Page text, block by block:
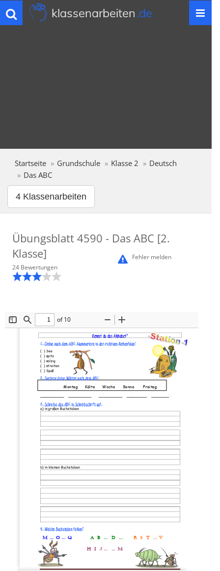
Toggle
navigation
klassenarbeiten.de
Startseite Grundschule Klasse 2
Deutsch
Das ABC
4 Klassenarbeiten
Übungsblatt 4590 - Das ABC [2.
Klasse]
Fehler melden
24 Bewertungen
ToggleFind
of 10
Zoom
Out
In
Kennst du das Alphabet?
1. Ordne nach dem ABC. Nummeriere in der richtigen Reihenfolge!
(  ) See
(  ) spitz
(  ) salzig
(  ) streiten
(  ) Spaß
2. Sortiere diese Wörter nach dem ABC:
Montag      Kälte      Woche      Sonne       Freitag
3. Schreibe das ABC in Schreibschrift auf.
a) in großen Buchstaben
b) in kleinen Buchstaben
4. Welche Buchstaben fehlen?
M ... O ... Q A  B  ...  D  ... R  S  T  ... V
H  I  J ...  ... M